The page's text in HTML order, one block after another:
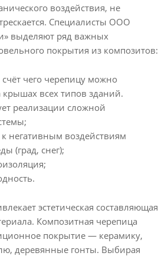
воздействия, не
Специалисты ООО
выделяют ряд важных
покрытия из композитов:
счёт чего черепицу можно
крышах всех типов зданий.
реализации сложной
к негативным воздействиям
(град, снег);
эстетическая составляющая
Композитная черепица
покрытие — керамику,
деревянные гонты. Выбирая